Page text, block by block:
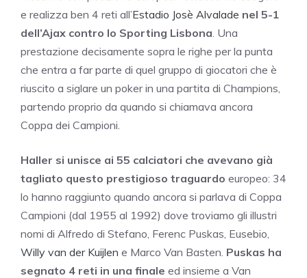
e realizza ben 4 reti all’Estadio Josè Alvalade nel 5-1
dell’Ajax contro lo Sporting Lisbona. Una
prestazione decisamente sopra le righe per la punta
che entra a far parte di quel gruppo di giocatori che è
riuscito a siglare un poker in una partita di Champions,
partendo proprio da quando si chiamava ancora
Coppa dei Campioni.
Haller si unisce ai 55 calciatori che avevano già
tagliato questo prestigioso traguardo europeo: 34
lo hanno raggiunto quando ancora si parlava di Coppa
Campioni (dal 1955 al 1992) dove troviamo gli illustri
nomi di Alfredo di Stefano, Ferenc Puskas, Eusebio,
Willy van der Kuijlen e Marco Van Basten. Puskas ha
segnato 4 reti in una finale ed insieme a Van